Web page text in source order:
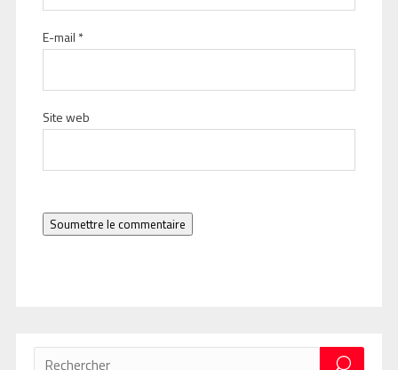
E-mail *
Site web
Soumettre le commentaire